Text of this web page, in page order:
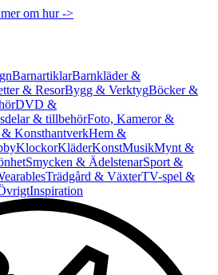
om hur ->
BarnartiklarBarnkläder &
& ResorBygg & VerktygBöcker &
DVD &
& tillbehörFoto, Kameror &
KonsthantverkHem &
KlockorKläderKonstMusikMynt &
Smycken & ÄdelstenarSport &
Trädgård & VäxterTV-spel &
Inspiration